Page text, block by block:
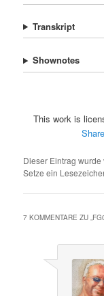
Transkript
Shownotes
This work is
Dieser Eintrag
Setze ein
7 KOMMENTARE ZU „